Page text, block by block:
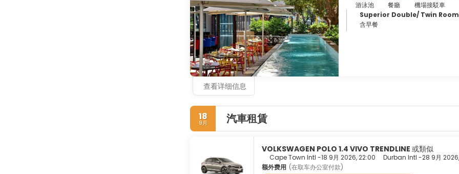
游泳池
餐廳
機場接駁車
Superior Double/ Twin Room
含早餐
查看详细信息
18
9月 汽車租賃
VOLKSWAGEN POLO 1.4 VIVO TRENDLINE 或類似
Cape Town Intl -18 9月 2026, 22:00 Durban Intl -28 9月
额外费用 (在取车办公室付款)